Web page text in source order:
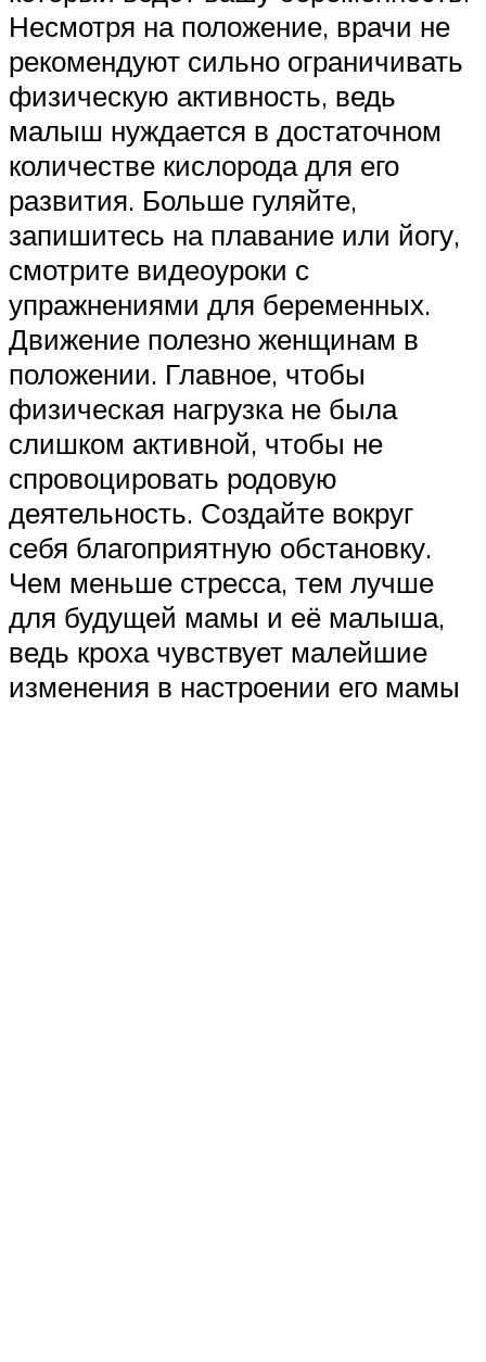
Несмотря на положение, врачи не
рекомендуют сильно ограничивать
физическую активность, ведь
малыш нуждается в достаточном
количестве кислорода для его
развития. Больше гуляйте,
запишитесь на плавание или йогу,
смотрите видеоуроки с
упражнениями для беременных.
Движение полезно женщинам в
положении. Главное, чтобы
физическая нагрузка не была
слишком активной, чтобы не
спровоцировать родовую
деятельность. Создайте вокруг
себя благоприятную обстановку.
Чем меньше стресса, тем лучше
для будущей мамы и её малыша,
ведь кроха чувствует малейшие
изменения в настроении его мамы